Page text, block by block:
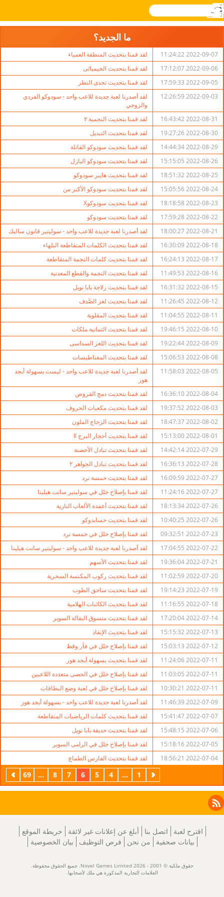
Novel
بحث
تسجيل
القائمة
ما الجديد؟
2022-09-07 11:24:22
لقد قمنا بتحديث المنطقة العمياء
2022-09-06 17:12:07
لقد قمنا بتحديث الخيميائى
2022-09-05 17:59:33
لقد قمنا بتحديث تحدى النظر
2022-09-03 12:26:59
لقد أصدرنا لعبة جديدة للاعب واحد - سودوكو الفردي
والزوجي
2022-08-31 16:43:42
لقد قمنا بتحديث النجمية ٢
2022-08-30 19:27:26
لقد قمنا بتحديث التبديل
2022-08-29 14:44:34
لقد قمنا بتحديث سودوكو القاتلة
2022-08-26 15:15:05
لقد قمنا بتحديث سودوكو البازل
2022-08-25 18:51:32
لقد قمنا بتحديث هايبر سودوكو
2022-08-24 15:05:56
لقد قمنا بتحديث سودوكو الأكبر من
2022-08-23 18:18:58
لقد قمنا بتحديث سودوكوX
2022-08-22 17:59:28
لقد قمنا بتحديث سودوكو
2022-08-21 18:00:27
لقد أصدرنا لعبة جديدة للاعب واحد - سوليتير قانون ساليك
2022-08-18 16:30:09
لقد قمنا بتحديث الكلمات المتقاطعة البلهاء
2022-08-17 16:24:13
لقد قمنا بتحديث كلمات النجمة المتقاطعة
2022-08-16 11:49:53
لقد قمنا بتحديث النجمة والقطع المعدنية
2022-08-15 16:31:32
لقد قمنا بتحديث زلاجة بابا نويل
2022-08-12 11:26:45
لقد قمنا بتحديث لغز الصَّدف
2022-08-11 11:04:55
لقد قمنا بتحديث المقلوبة
2022-08-10 19:46:15
لقد قمنا بتحديث الثمانية ملكات
2022-08-09 19:22:44
لقد قمنا بتحديث اللغز السداسى
2022-08-08 15:06:53
لقد قمنا بتحديث المغناطيسات
2022-08-05 11:58:03
لقد أصدرنا لعبة جديدة للاعب واحد - ليست بسهولة أبجد
هوز
2022-08-04 16:36:10
لقد قمنا بتحديث دمج القروض
2022-08-03 19:37:52
لقد قمنا بتحديث مكعبات الحروف
2022-08-02 18:47:37
لقد قمنا بتحديث الزجاج الملون
2022-08-01 15:13:00
لقد قمنا بتحديث أحجار البرج II
2022-07-29 14:42:14
لقد قمنا بتحديث تبادل الأحصنة
2022-07-28 16:36:13
لقد قمنا بتحديث تبادل الجواهر ٢
2022-07-27 16:09:59
لقد قمنا بتحديث خمسة نرد
2022-07-27 11:24:16
لقد قمنا بإصلاح خلل في سوليتير سانت هيلينا
2022-07-26 18:13:34
لقد قمنا بتحديث أعمدة الألعاب النارية
2022-07-26 10:40:25
لقد قمنا بتحديث حسابدوكو
2022-07-23 09:32:51
لقد قمنا بإصلاح خلل في خمسة نرد
2022-07-22 17:04:55
لقد أصدرنا لعبة جديدة للاعب واحد - سوليتير سانت هيلينا
2022-07-21 19:36:04
لقد قمنا بتحديث الأسهم
2022-07-20 11:02:59
لقد قمنا بتحديث ركوب المكنسة السحرية
2022-07-19 19:14:23
لقد قمنا بتحديث ساحق الطوب
2022-07-18 11:16:55
لقد قمنا بتحديث الكائنات الهلامية
2022-07-14 17:20:04
لقد قمنا بتحديث متسوق البقالة السوبر
2022-07-13 15:15:32
لقد قمنا بتحديث الإنقاذ
2022-07-12 15:03:13
لقد قمنا بإصلاح خلل في فأر وقط
2022-07-11 11:24:06
لقد قمنا بتحديث بسهولة أبجد هوز
2022-07-11 11:03:05
لقد قمنا بإصلاح خلل في الحصى متعددة اللاعبين
2022-07-11 10:30:21
لقد قمنا بإصلاح خلل في لعبة وضع البطاقات
2022-07-09 11:46:39
لقد أصدرنا لعبة جديدة للاعب واحد - بسهولة أبجد هوز
2022-07-07 15:41:47
لقد قمنا بتحديث كلمات الرياضيات المتقاطعة
2022-07-06 15:48:15
لقد قمنا بتحديث حديقة بابا نويل
2022-07-05 15:18:16
لقد قمنا بإصلاح خلل في الرامى السوبر
2022-07-04 18:56:21
لقد قمنا بتحديث الفارس الطماع
السابق1
...
4
5
6
7
8
...
69 التالي
Facebook
Instagram
X
LinkedIn
RSS
اقترح لعبة اتصل بنا أبلغ عن إعلانات غير لائقة
خريطة الموقع
بيانات صحفية
من نحن فرص التوظيف بيان الخصوصية
حقوق ملكية © 2001 - 2026 Novel Games Limited. جميع الحقوق محفوظة.
العلامات التجارية المذكورة هي ملك لأصحابها.